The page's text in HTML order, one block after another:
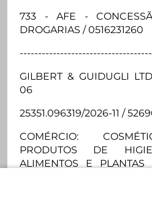
733 - AFE -
DROGARIAS / 0516231260
GILBERT & GUIDUGLI
06
25351.096319/2026-11 /
COMÉRCIO:
PRODUTOS DE
ALIMENTOS E